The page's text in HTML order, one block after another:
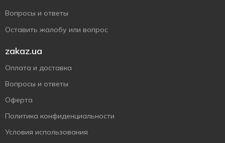
Вопросы и ответы
Оставить жалобу или вопрос
zakaz.ua
Оплата и доставка
Вопросы и ответы
Оферта
Политика конфиденциальности
Условия использования